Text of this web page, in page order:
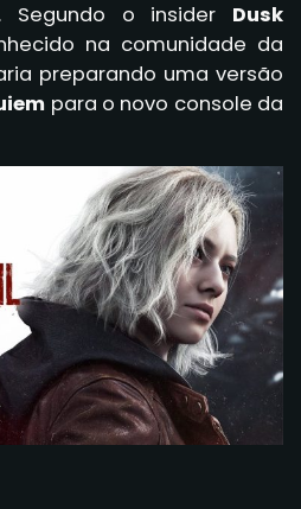
. Segundo o insider Dusk
na comunidade da
preparando uma versão
para o novo console da